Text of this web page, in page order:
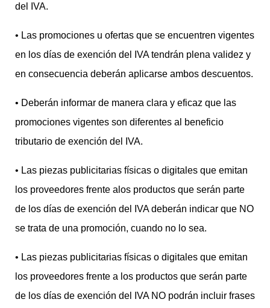
del IVA.
• Las promociones u ofertas que se encuentren vigentes
en los días de exención del IVA tendrán plena validez y
en consecuencia deberán aplicarse ambos descuentos.
• Deberán informar de manera clara y eficaz que las
promociones vigentes son diferentes al beneficio
tributario de exención del IVA.
• Las piezas publicitarias físicas o digitales que emitan
los proveedores frente alos productos que serán parte
de los días de exención del IVA deberán indicar que NO
se trata de una promoción, cuando no lo sea.
• Las piezas publicitarias físicas o digitales que emitan
los proveedores frente a los productos que serán parte
de los días de exención del IVA NO podrán incluir frases